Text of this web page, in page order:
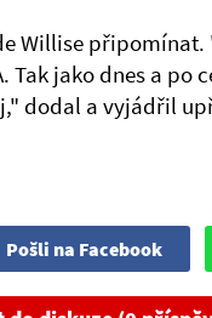
Willise připomínat.
Tak jako dnes a po
dodal a vyjádřil
Pošli na Facebook